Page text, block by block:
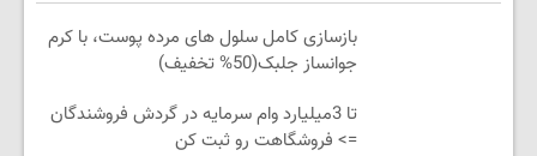
بازسازی کامل سلول های مرده پوست، با کرم
جوانساز جلبک(50% تخفیف)
تا 3میلیارد وام سرمایه در گردش فروشندگان
=> فروشگاهت رو ثبت کن